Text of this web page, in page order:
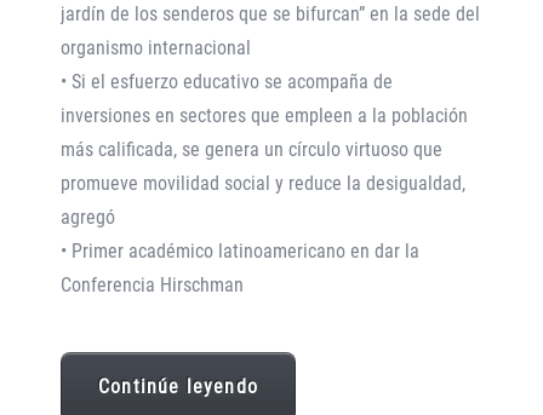
jardín de los senderos que se bifurcan” en la sede del
organismo internacional
• Si el esfuerzo educativo se acompaña de
inversiones en sectores que empleen a la población
más calificada, se genera un círculo virtuoso que
promueve movilidad social y reduce la desigualdad,
agregó
• Primer académico latinoamericano en dar la
Conferencia Hirschman
Continúe leyendo